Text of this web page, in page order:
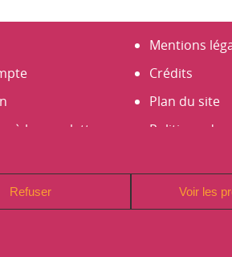
Refuser Voir les
à la newsletter
Mentions
Crédits
Plan du site
Politique de
Signaler un
le site